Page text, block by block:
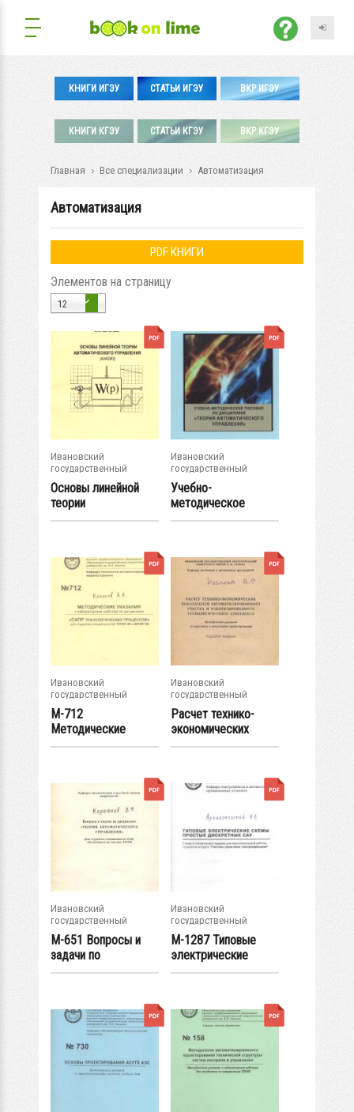
КНИГИ ИГЭУ СТАТЬИ ИГЭУ ВКР ИГЭУ
КНИГИ КГЭУ СТАТЬИ КГЭУ ВКР КГЭУ
Главная Все специализации Автоматизация
Автоматизация
PDF КНИГИ
Элементов на страницу
12
Ивановский
государственный
энергетический...
Основы линейной
теории
автоматического
Ивановский
государственный
энергетический...
Учебно-
методическое
пособие по
Ивановский
государственный
энергетический...
М-712
Методические
указания к
Ивановский
государственный
энергетический...
Расчет технико-
экономических
показателей...
Ивановский
государственный
энергетический...
М-651 Вопросы и
задачи по
дисциплине
Ивановский
государственный
энергетический...
М-1287 Типовые
электрические
схемы простых...